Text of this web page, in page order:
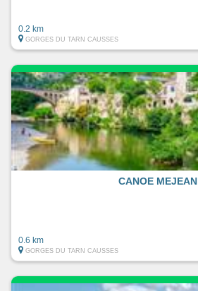
0.2 km
GORGES DU TARN CAUSSES
CANOE MEJEAN
0.6 km
GORGES DU TARN CAUSSES